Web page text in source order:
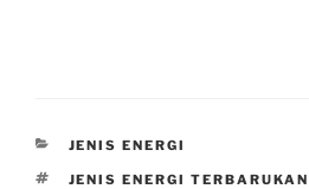
CATEGORIES
JENIS ENERGI
TAGS
JENIS ENERGI TERBARUKAN